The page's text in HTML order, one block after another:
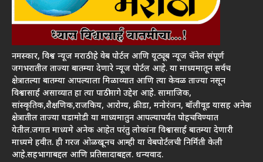
नमस्कार, विश्व न्यूज मराठी हे वेब पोर्टल आणि यूट्यूब न्यूज चॅनेल संपूर्ण
जगभरातील ताज्या बातम्या देणारे न्यूज पोर्टल आहे. या माध्यमातून सर्वच
क्षेत्रातल्या बातम्या आपल्याला मिळाव्यात आणि त्या केवळ ताज्या नसून
विश्वासार्ह असाव्यात हा त्या पाठीमागे उद्देश आहे. सामाजिक,
सांस्कृतिक,शैक्षणिक,राजकिय, आरोग्य, क्रीडा, मनोरंजन, बॉलीवूड यासह अनेक
क्षेत्रातील ताज्या घडामोडी या माध्यमातुन आपल्यापर्यंत पोहचविण्यात
येतील.जगात माध्यमे अनेक आहेत परंतु लोकांना विश्वासार्ह बातम्या देणारी
माध्यमे हवीत. ही गरज ओळखूनच आम्ही या वेबपोर्टलची निर्मिती केली
आहे.सहभागाबद्दल आणि प्रतिसादाबद्दल. धन्यवाद.